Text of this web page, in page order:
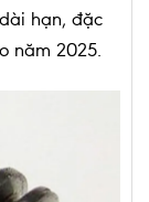
hạn, đặc
năm 2025.